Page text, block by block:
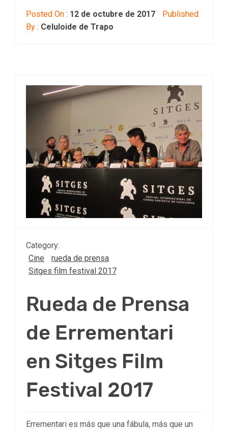
Posted On : 12 de octubre de 2017
Published
By : Celuloide de Trapo
Category:
Cine
rueda de prensa
Sitges film festival 2017
Rueda de Prensa
de Errementari
en Sitges Film
Festival 2017
Errementari es más que una fábula, más que un